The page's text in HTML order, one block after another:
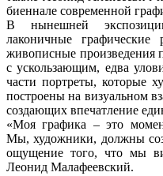
биеннале современной
В нынешней
лаконичные
живописные произведения
с ускользающим, едва
части портреты, которые
построены на визуальном
создающих впечатление
«Моя графика – это
Мы, художники, должны
ощущение того, что мы
Леонид Малафеевский.